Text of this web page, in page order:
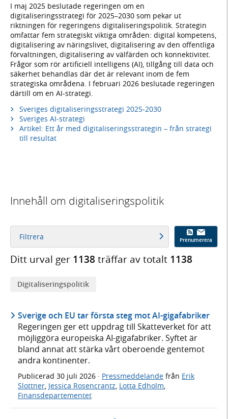
I maj 2025 beslutade regeringen om en
digitaliseringsstrategi för 2025–2030 som pekar ut
riktningen för regeringens digitaliseringspolitik. Strategin
omfattar fem strategiskt viktiga områden: digital kompetens,
digitalisering av näringslivet, digitalisering av den offentliga
förvaltningen, digitalisering av välfärden och konnektivitet.
Frågor som rör artificiell intelligens (AI), tillgång till data och
säkerhet behandlas där det är relevant inom de fem
strategiska områdena. I februari 2026 beslutade regeringen
därtill om en AI-strategi.
Sveriges digitaliseringsstrategi 2025-2030
Sveriges AI-strategi
Artikel: Ett år med digitaliseringsstrategin – från strategi
till resultat
Innehåll om digitaliseringspolitik
Filtrera Prenumerera
Ditt urval ger 1138 träffar av totalt 1138
Digitaliseringspolitik
Sverige och EU tar första steg mot AI-gigafabriker
Regeringen ger ett uppdrag till Skatteverket för att
möjliggöra europeiska AI-gigafabriker. Syftet är
bland annat att stärka vårt oberoende gentemot
andra kontinenter.
Publicerad 30 juli 2026 · Pressmeddelande från Erik
Slottner, Jessica Rosencrantz, Lotta Edholm,
Finansdepartementet